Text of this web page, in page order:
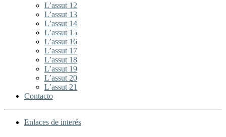
L’assut 12
L’assut 13
L’assut 14
L’assut 15
L’assut 16
L’assut 17
L’assut 18
L’assut 19
L’assut 20
L’assut 21
Contacto
Enlaces de interés